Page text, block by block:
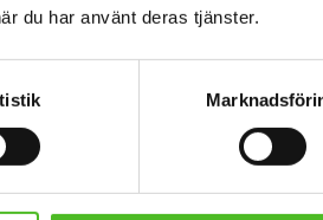
du har använt deras tjänster.
i bomull/elastan med ett
Cairnterrier. Mössan finns i flera
134SEK